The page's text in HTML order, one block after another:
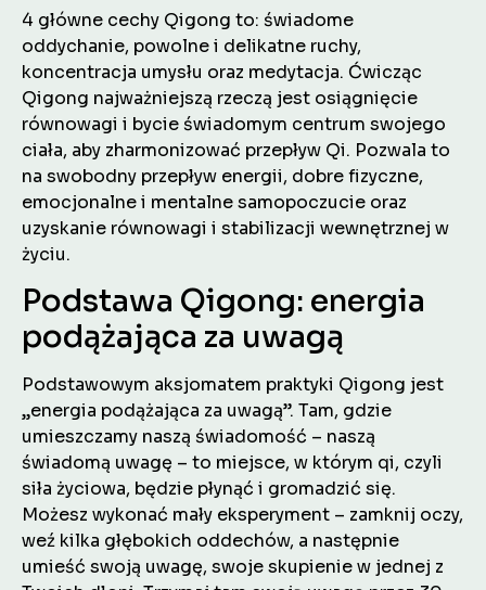
4 główne cechy Qigong to: świadome
oddychanie, powolne i delikatne ruchy,
koncentracja umysłu oraz medytacja. Ćwicząc
Qigong najważniejszą rzeczą jest osiągnięcie
równowagi i bycie świadomym centrum swojego
ciała, aby zharmonizować przepływ Qi. Pozwala to
na swobodny przepływ energii, dobre fizyczne,
emocjonalne i mentalne samopoczucie oraz
uzyskanie równowagi i stabilizacji wewnętrznej w
życiu.
Podstawa Qigong: energia
podążająca za uwagą
Podstawowym aksjomatem praktyki Qigong jest
„energia podążająca za uwagą”. Tam, gdzie
umieszczamy naszą świadomość – naszą
świadomą uwagę – to miejsce, w którym qi, czyli
siła życiowa, będzie płynąć i gromadzić się.
Możesz wykonać mały eksperyment – zamknij oczy,
weź kilka głębokich oddechów, a następnie
umieść swoją uwagę, swoje skupienie w jednej z